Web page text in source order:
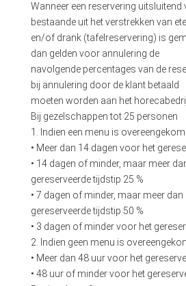
Wanneer een reservering
bestaande uit het verstrekken van
en/of drank (tafelreservering) is
dan gelden voor annulering de
navolgende percentages van de
bij annulering door de klant betaald
moeten worden aan het
Bij gezelschappen tot 25 personen
1. Indien een menu is
• Meer dan 14 dagen voor het
• 14 dagen of minder, maar meer
gereserveerde tijdstip 25 %
• 7 dagen of minder, maar meer
gereserveerde tijdstip 50 %
• 3 dagen of minder voor het
2. Indien geen menu is
• Meer dan 48 uur voor het
• 48 uur of minder voor het